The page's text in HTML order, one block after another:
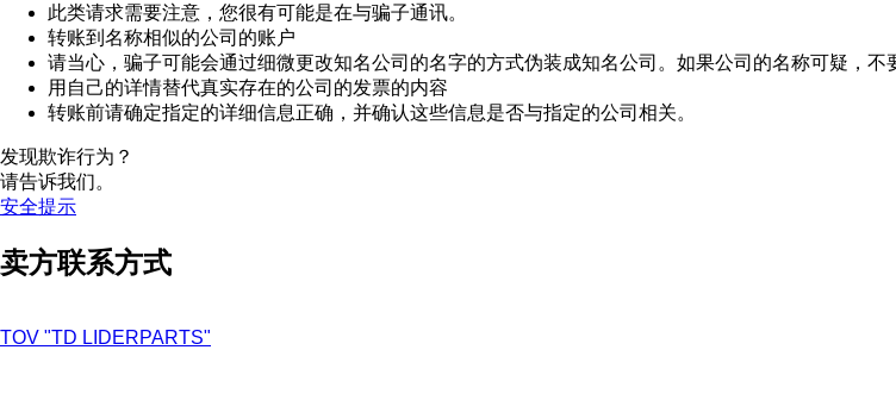
此类请求需要注意，您很有可能是在与骗子通讯。
转账到名称相似的公司的账户
请当心，骗子可能会通过细微更改知名公司的名字的方式伪装成知名公司。如果公司的名称可疑，不
用自己的详情替代真实存在的公司的发票的内容
转账前请确定指定的详细信息正确，并确认这些信息是否与指定的公司相关。
发现欺诈行为？
请告诉我们。
安全提示
卖方联系方式
TOV "TD LIDERPARTS"